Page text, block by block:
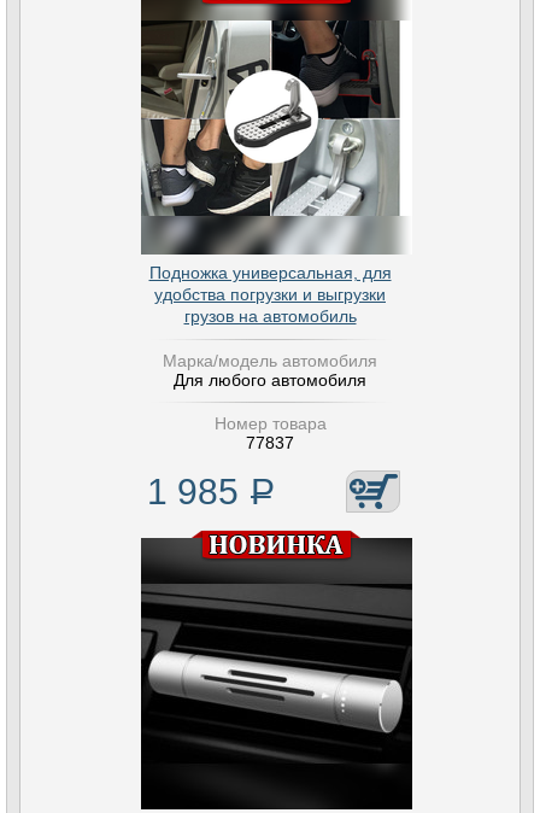
Подножка универсальная, для
удобства погрузки и выгрузки
грузов на автомобиль
Марка/модель автомобиля
Для любого автомобиля
Номер товара
77837
1 985 Р